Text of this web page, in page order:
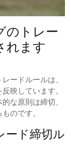
のトレー
れます
ードルールは、
映しています。
な原則は締切、
のです。
ード締切ル